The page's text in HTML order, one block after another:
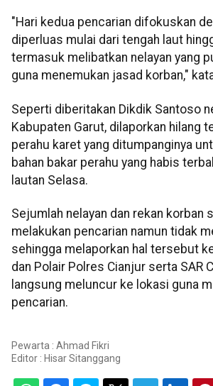
"Hari kedua pencarian difokuskan
diperluas mulai dari tengah laut
termasuk melibatkan nelayan yang
guna menemukan jasad korban,"
Seperti diberitakan Dikdik Santoso
Kabupaten Garut, dilaporkan hilang
perahu karet yang ditumpanginya
bahan bakar perahu yang habis
lautan Selasa.
Sejumlah nelayan dan rekan korban
melakukan pencarian namun tidak
sehingga melaporkan hal tersebut
dan Polair Polres Cianjur serta SAR
langsung meluncur ke lokasi guna
pencarian.
Pewarta : Ahmad Fikri
Editor : Hisar Sitanggang